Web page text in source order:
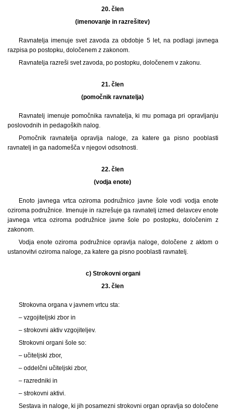
20. člen
(imenovanje in razrešitev)
Ravnatelja imenuje svet zavoda za obdobje 5 let, na podlagi javnega
razpisa po postopku, določenem z zakonom.
Ravnatelja razreši svet zavoda, po postopku, določenem v zakonu.
21. člen
(pomočnik ravnatelja)
Ravnatelj imenuje pomočnika ravnatelja, ki mu pomaga pri opravljanju
poslovodnih in pedagoških nalog.
Pomočnik ravnatelja opravlja naloge, za katere ga pisno pooblasti
ravnatelj in ga nadomešča v njegovi odsotnosti.
22. člen
(vodja enote)
Enoto javnega vrtca oziroma podružnico javne šole vodi vodja enote
oziroma podružnice. Imenuje in razrešuje ga ravnatelj izmed delavcev enote
javnega vrtca oziroma podružnice javne šole po postopku, določenim z
zakonom.
Vodja enote oziroma podružnice opravlja naloge, določene z aktom o
ustanovitvi oziroma naloge, za katere ga pisno pooblasti ravnatelj.
c) Strokovni organi
23. člen
Strokovna organa v javnem vrtcu sta:
– vzgojiteljski zbor in
– strokovni aktiv vzgojiteljev.
Strokovni organi šole so:
– učiteljski zbor,
– oddelčni učiteljski zbor,
– razredniki in
– strokovni aktivi.
Sestava in naloge, ki jih posamezni strokovni organ opravlja so določene